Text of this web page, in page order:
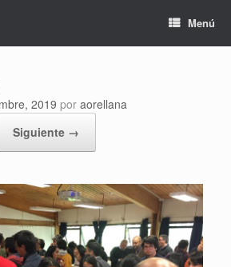
Menú
2019 por aorellana
Siguiente →